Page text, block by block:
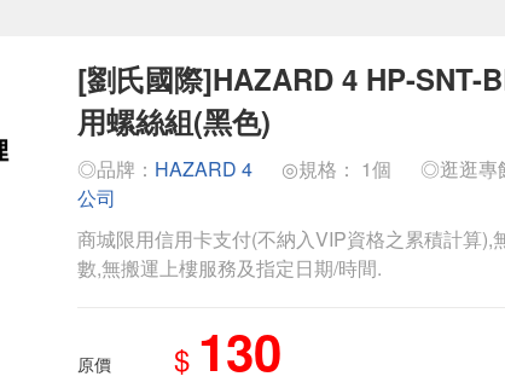
[劉氏國際]HAZARD 4 HP-SNT-
用螺絲組(黑色)
◎品牌： HAZARD 4 ◎規格： 1個 ◎逛逛專
公司
商城限用信用卡支付(不納入VIP資格之累積計算),
數,無搬運上樓服務及指定日期/時間.
原價 $ 130